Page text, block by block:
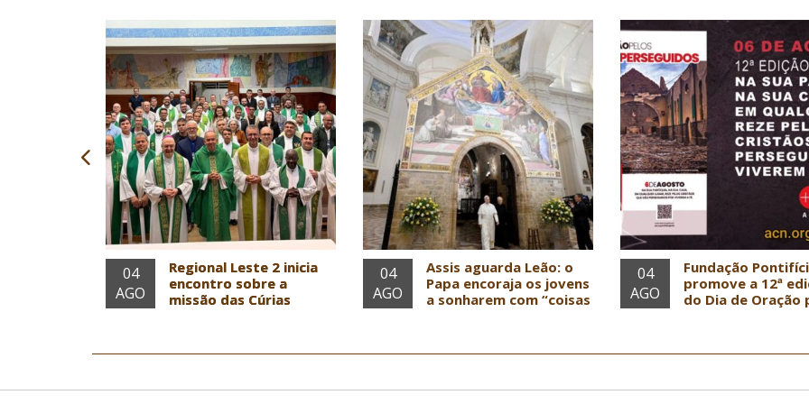
04
AGO
Regional Leste 2 inicia
encontro sobre a
missão das Cúrias
04
AGO
Assis aguarda Leão: o
Papa encoraja os jovens
a sonharem com “coisas
04
AGO
Fundação
promove a 12ª
do Dia de Oração